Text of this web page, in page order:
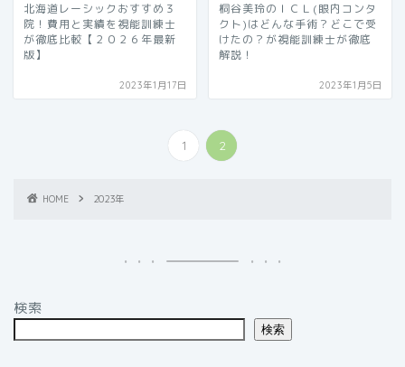
北海道レーシックおすすめ３
院！費用と実績を視能訓練士
が徹底比較【２０２６年最新
版】
2023年1月17日
桐谷美玲のＩＣＬ(眼内コンタ
クト)はどんな手術？どこで受
けたの？が視能訓練士が徹底
解説！
2023年1月5日
1 2
HOME 2023年
検索
検索